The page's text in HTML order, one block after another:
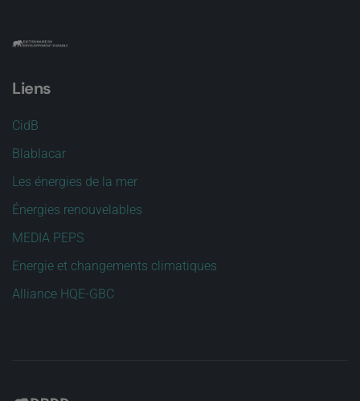
Liens
CidB
Blablacar
Les énergies de la mer
Énergies renouvelables
MEDIA PEPS
Energie et changements climatiques
Alliance HQE-GBC